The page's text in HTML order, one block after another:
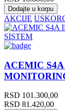
Dodajte u korpu
AKCIJE
ACEMIC
RSD 101.300,00
RSD 81.420,00